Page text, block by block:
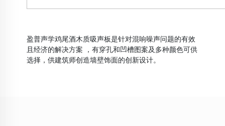
盈普声学鸡尾酒木质吸声板是针对混响噪声问题的有效
且经济的解决方案 ，有穿孔和凹槽图案及多种颜色可供
选择，供建筑师创造墙壁饰面的创新设计。